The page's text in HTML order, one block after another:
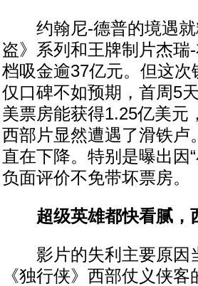
约翰尼-德普的境遇就
盗》系列和王牌制片杰
档吸金逾37亿元。但这
仅口碑不如预期，首周5
美票房能获得1.25亿美元
西部片显然遭遇了滑铁卢
直在下降。特别是曝出因
负面评价不免带坏票房。
超级英雄都快看腻，
影片的失利主要原因
《独行侠》西部仗义侠